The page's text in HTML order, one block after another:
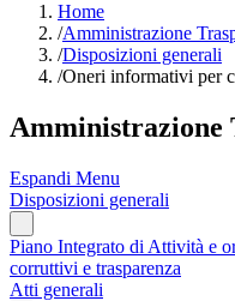
Home
/Amministrazione
/Disposizioni generali
/Oneri informativi per
Amministrazione
Espandi Menu
Disposizioni generali
Piano Integrato di Attività e
corruttivi e trasparenza
Atti generali